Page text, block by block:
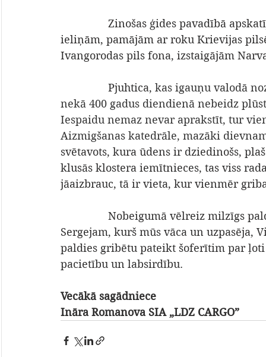
ieliņām, pamājām ar roku Krievijas
Ivangorodas pils fona, izstaigājām
                Pjuhtica,
kas igauņu valodā
nekā 400 gadus diendienā nebeidz
Iespaidu nemaz nevar aprakstīt, tur
Aizmigšanas katedrāle, mazāki
svētavots, kura ūdens ir dziedinošs,
klusās klostera iemītnieces, tas viss
jāaizbrauc, tā ir vieta, kur vienmēr
Sergejam, kurš mūs vāca un
paldies gribētu pateikt šoferītim par
pacietību un labsirdību.
Vecākā sagādniece
Ināra Romanova SIA „LDZ CARGO”